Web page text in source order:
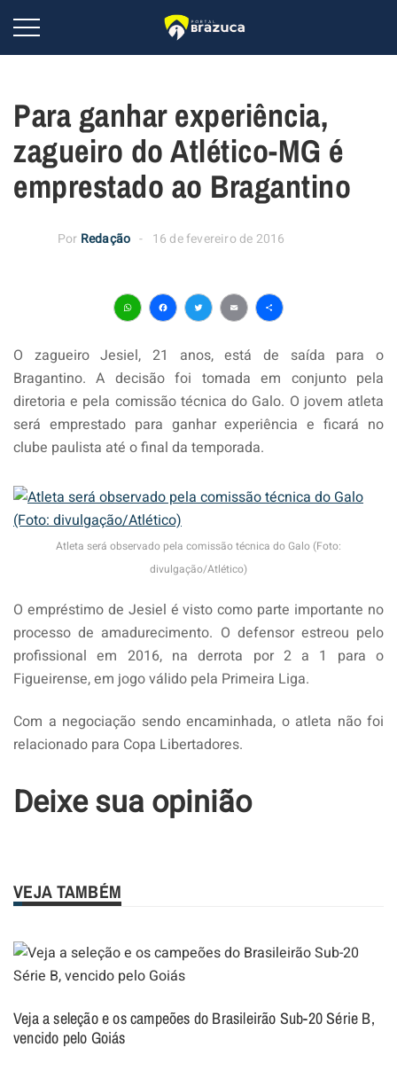
Para ganhar experiência,
zagueiro do Atlético-MG é
emprestado ao Bragantino
Por Redação 16 de fevereiro de 2016
WhatsApp
Facebook
Twitter
EmailShare
O zagueiro Jesiel, 21 anos, está de saída para o
Bragantino. A decisão foi tomada em conjunto pela
diretoria e pela comissão técnica do Galo. O jovem atleta
será emprestado para ganhar experiência e ficará no
clube paulista até o final da temporada.
Atleta será observado pela comissão técnica do Galo (Foto:
divulgação/Atlético)
O empréstimo de Jesiel é visto como parte importante no
processo de amadurecimento. O defensor estreou pelo
profissional em 2016, na derrota por 2 a 1 para o
Figueirense, em jogo válido pela Primeira Liga.
Com a negociação sendo encaminhada, o atleta não foi
relacionado para Copa Libertadores.
Deixe sua opinião
VEJA TAMBÉM
Veja a seleção e os campeões do Brasileirão Sub-20 Série B,
vencido pelo Goiás